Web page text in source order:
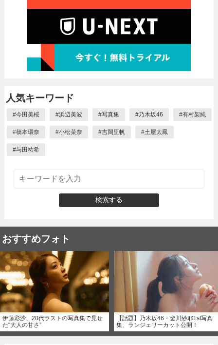
人気キーワード
#今田美桜 #浜辺美波 #写真集 #乃木坂46 #有村架純
#橋本環奈 #小松菜奈 #吉岡里帆 #土屋太鳳
#与田祐希
検索する
おすすめフォト
伊藤彩沙、20代ラストの写真集で見せ
た“大人の甘さ”
【話題】乃木坂46・金川紗耶1st写真
集、ランジェリーカット公開！